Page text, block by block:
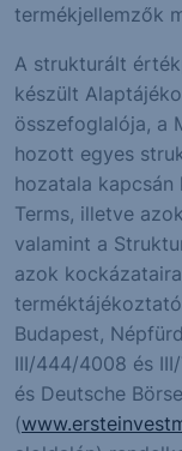
termékjellemzők
A strukturált
készült
összefoglalója, a
hozott egyes
hozatala kapcsán
Terms, illetve
valamint a
azok
Budapest,
III/444/4008 és
és Deutsche
(